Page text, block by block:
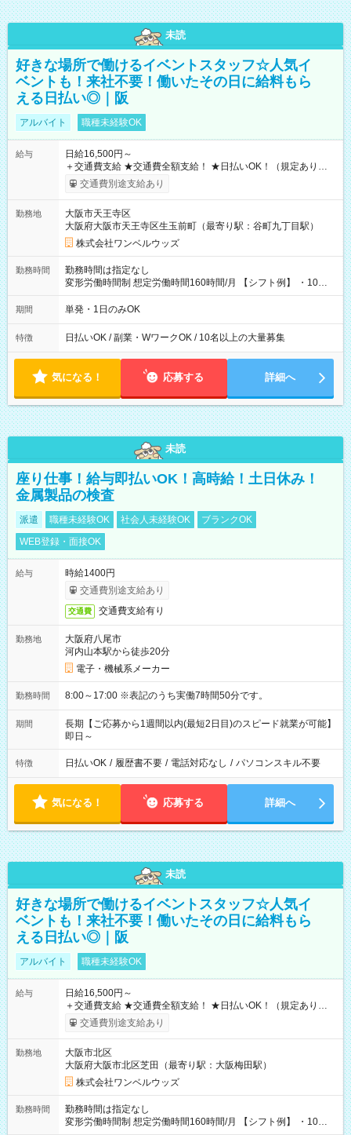
未読
好きな場所で働けるイベントスタッフ☆人気イ
ベントも！来社不要！働いたその日に給料もら
える日払い◎｜阪
アルバイト 職種未経験OK
給与
日給16,500円～
＋交通費支給 ★交通費全額支給！ ★日払いOK！（規定あり） ┗
働いたその日に現金GET♪ お仕事後はコンビニATMから 日払
交通費別途支給あり
勤務地
大阪市天王寺区
大阪府大阪市天王寺区生玉前町（最寄り駅：谷町九丁目駅）
株式会社ワンベルウッズ
勤務時間
勤務時間は指定なし
変形労働時間制 想定労働時間160時間/月 【シフト例】 ・10：
00～20：00
期間 単発・1日のみOK
特徴 日払いOK / 副業・WワークOK / 10名以上の大量募集
気になる！ 応募する 詳細へ
未読
座り仕事！給与即払いOK！高時給！土日休み！
金属製品の検査
派遣 職種未経験OK 社会人未経験OK
ブランクOK
WEB登録・面接OK
給与
時給1400円
交通費別途支給あり
交通費 交通費支給有り
勤務地
大阪府八尾市
河内山本駅から徒歩20分
電子・機械系メーカー
勤務時間 8:00～17:00 ※表記のうち実働7時間50分です。
期間
長期【ご応募から1週間以内(最短2日目)のスピード就業が可能】
即日～
特徴 日払いOK / 履歴書不要 / 電話対応なし / パソコンスキル不要
気になる！ 応募する 詳細へ
未読
好きな場所で働けるイベントスタッフ☆人気イ
ベントも！来社不要！働いたその日に給料もら
える日払い◎｜阪
アルバイト 職種未経験OK
給与
日給16,500円～
＋交通費支給 ★交通費全額支給！ ★日払いOK！（規定あり） ┗
働いたその日に現金GET♪ お仕事後はコンビニATMから 日払
交通費別途支給あり
勤務地
大阪市北区
大阪府大阪市北区芝田（最寄り駅：大阪梅田駅）
株式会社ワンベルウッズ
勤務時間
勤務時間は指定なし
変形労働時間制 想定労働時間160時間/月 【シフト例】 ・10：